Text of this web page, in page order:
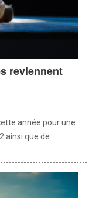
reviennent
année pour une
ainsi que de